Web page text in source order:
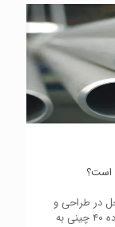
در طراحی و
اجرای پروژه‌های صنعتی است. لوله‌های فولادی رده ۴۰ چینی به